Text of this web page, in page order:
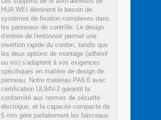
HUA WEI éliminent le besoin de
systèmes de fixation complexes dans
les panneaux de contrôle. Le design
d'entrée de l'entonnoir permet une
insertion rapide du cordon, tandis que
les deux options de montage (adhésif
ou vis) s'adaptent à vos exigences
spécifiques en matière de design de
panneau. Notre matériau PA6.6 avec
certification UL94V-2 garantit la
conformité aux normes de sécurité
électrique, et la capacité compacte de
5 mm gère parfaitement les faisceaux